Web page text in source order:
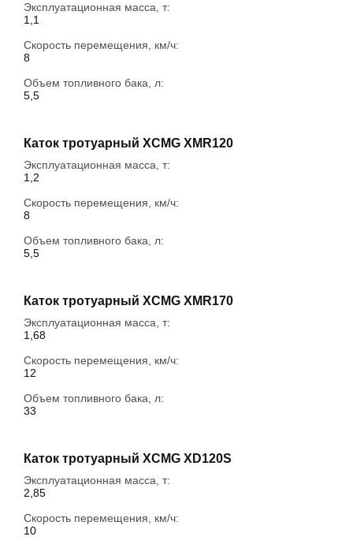
Эксплуатационная масса, т:
1,1
Скорость перемещения, км/ч:
8
Объем топливного бака, л:
5,5
Каток тротуарный XCMG XMR120
Эксплуатационная масса, т:
1,2
Скорость перемещения, км/ч:
8
Объем топливного бака, л:
5,5
Каток тротуарный XCMG XMR170
Эксплуатационная масса, т:
1,68
Скорость перемещения, км/ч:
12
Объем топливного бака, л:
33
Каток тротуарный XCMG XD120S
Эксплуатационная масса, т:
2,85
Скорость перемещения, км/ч:
10